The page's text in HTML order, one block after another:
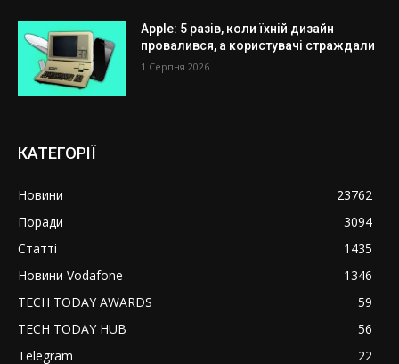
Apple: 5 разів, коли їхній дизайн
провалився, а користувачі страждали
1 Серпня 2026
КАТЕГОРІЇ
Новини
23762
Поради
3094
Статті
1435
Новини Vodafone
1346
TECH TODAY AWARDS
59
TECH TODAY HUB
56
Telegram
22